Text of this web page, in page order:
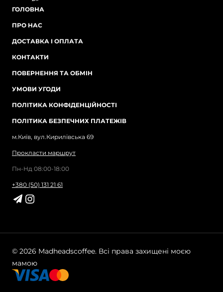
ГОЛОВНА
ПРО НАС
ДОСТАВКА І ОПЛАТА
КОНТАКТИ
ПОВЕРНЕННЯ ТА ОБМІН
УМОВИ УГОДИ
ПОЛІТИКА КОНФІДЕНЦІЙНОСТІ
ПОЛІТИКА БЕЗПЕЧНИХ ПЛАТЕЖІВ
м.Київ, вул.Кирилівська 69
Прокласти маршрут
Пн-Нд 08:00-18:00
+380 (50) 131 21 61
© 2026 Madheadscoffee. Всі права захищені моєю
мамою